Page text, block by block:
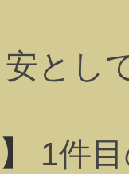
とし
1件